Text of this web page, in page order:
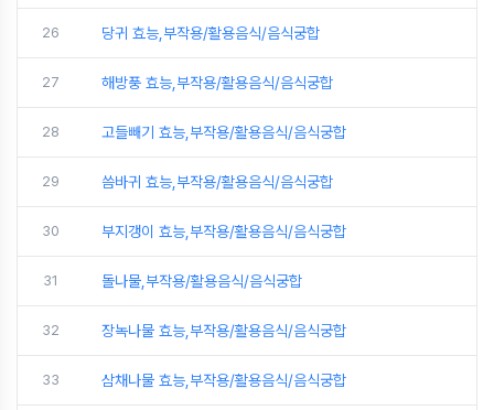
26 당귀 효능,부작용/활용음식/음식궁합
27 해방풍 효능,부작용/활용음식/음식궁합
28 고들빼기 효능,부작용/활용음식/음식궁합
29 씀바귀 효능,부작용/활용음식/음식궁합
30 부지갱이 효능,부작용/활용음식/음식궁합
31 돌나물,부작용/활용음식/음식궁합
32 장녹나물 효능,부작용/활용음식/음식궁합
33 삼채나물 효능,부작용/활용음식/음식궁합